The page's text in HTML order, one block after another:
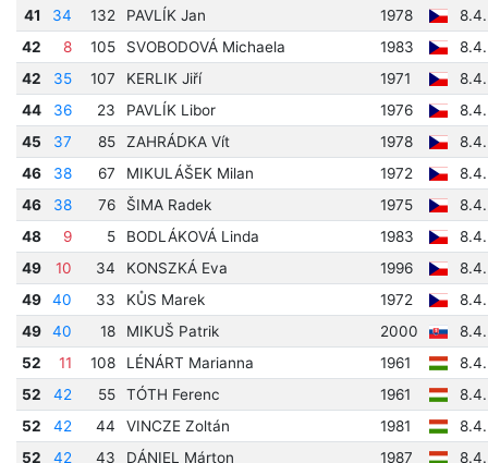
41
34 132 PAVLÍK Jan 1978
42
8 105 SVOBODOVÁ Michaela 1983
42
35 107 KERLIK Jiří 1971
44
36 23 PAVLÍK Libor 1976
45
37 85 ZAHRÁDKA Vít 1978
46
38 67 MIKULÁŠEK Milan 1972
46
38 76 ŠIMA Radek 1975
48
9 5 BODLÁKOVÁ Linda 1983
49
10 34 KONSZKÁ Eva 1996
49
40 33 KŮS Marek 1972
49
40 18 MIKUŠ Patrik 2000
52
11 108 LÉNÁRT Marianna 1961
52
42 55 TÓTH Ferenc 1961
52
42 44 VINCZE Zoltán 1981
52
42 43 DÁNIEL Márton 1987